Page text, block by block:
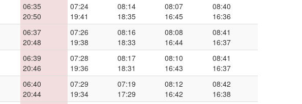
06:35
20:50
07:24
19:41
08:14
18:35
08:07
16:45
08:40
16:36
06:37
20:48
07:26
19:38
08:16
18:33
08:08
16:44
08:41
16:37
06:39
20:46
07:28
19:36
08:17
18:31
08:10
16:43
08:41
16:37
06:40
20:44
07:29
19:34
07:19
17:29
08:12
16:42
08:42
16:38